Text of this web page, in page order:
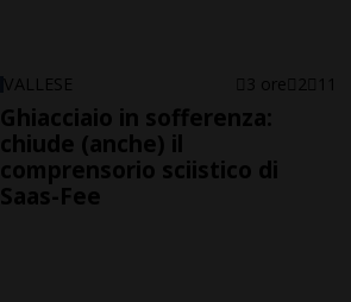
VALLESE 3 ore 2 11
Ghiacciaio in sofferenza:
chiude (anche) il
comprensorio sciistico di
Saas-Fee